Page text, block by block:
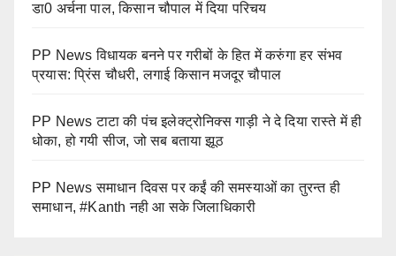
डा0 अर्चना पाल, किसान चौपाल में दिया परिचय
PP News विधायक बनने पर गरीबों के हित में करुंगा हर संभव
प्रयास: प्रिंस चौधरी, लगाई किसान मजदूर चौपाल
PP News टाटा की पंच इलेक्ट्रोनिक्स गाड़ी ने दे दिया रास्ते में ही
धोका, हो गयी सीज, जो सब बताया झूठ
PP News समाधान दिवस पर कईं की समस्याओं का तुरन्त ही
समाधान, #Kanth नही आ सके जिलाधिकारी